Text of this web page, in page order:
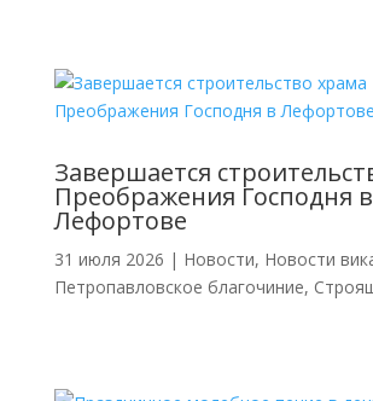
Завершается
Преображения Господня в
Лефортове
31 июля 2026 | Новости, Новости
Петропавловское благочиние,